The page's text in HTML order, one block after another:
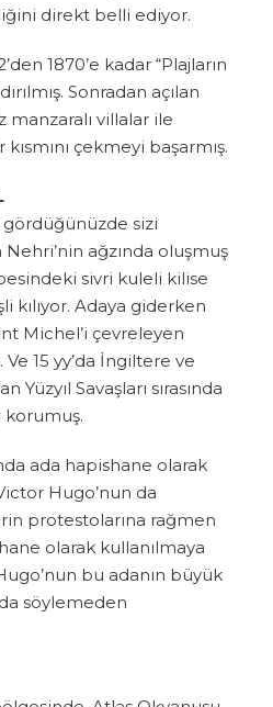
direkt belli ediyor.
1870’e kadar “Plajların
Sonradan açılan
manzaralı villalar ile
çekmeyi başarmış.
sizi
ağzında oluşmuş
sivri kuleli kilise
kılıyor. Adaya giderken
Michel’i çevreleyen
15 yy’da İngiltere ve
Yüzyıl Savaşları sırasında
korumuş.
ada hapishane olarak
Hugo’nun da
protestolarına rağmen
olarak kullanılmaya
bu adanın büyük
söylemeden